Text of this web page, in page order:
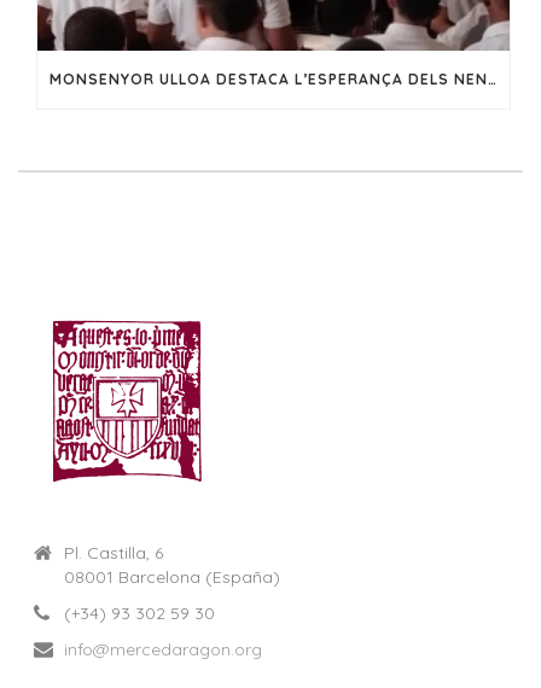
MONSENYOR ULLOA DESTACA L’ESPERANÇA DELS NENS DURANT LA FESTA DE LA NOSTRA SENYORA DE FÀTIMA EN EL CHORRILLO
Pl. Castilla, 6
08001 Barcelona (España)
(+34) 93 302 59 30
info@mercedaragon.org